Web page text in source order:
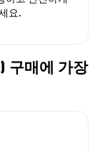
요.
구매에 가장